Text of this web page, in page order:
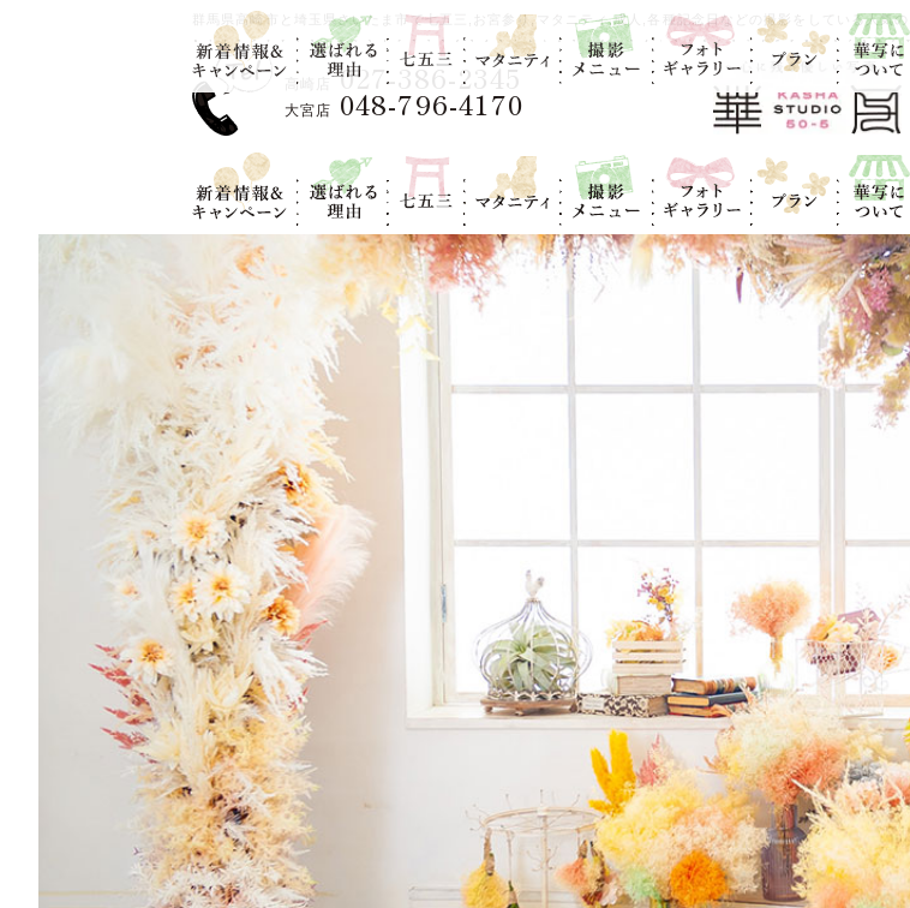
群馬県高崎市と埼玉県さいたま市で七五三,お宮参り,マタニティ,成人,各種記念日などの撮影をしている人気の
高崎店 027-386-2345
大宮店 048-796-4170
新着情報＆キ
ャンペーン
選ばれる理
由
七五三 マタニティ
撮影メニュ
ー
フォトギャラ
リー
プラン
華写につい
て
新着情報＆キ
ャンペーン
選ばれる理
由
七五三 マタニティ
撮影メニュ
ー
フォトギャラ
リー
プラン
華写につい
て